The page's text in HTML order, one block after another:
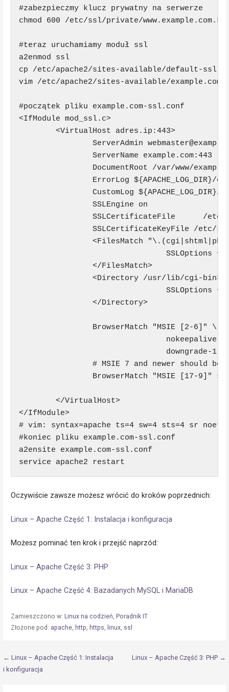
#zabezpieczmy klucz prywatny na serwerze
chmod 600 /etc/ssl/private/
#teraz uruchamiamy moduł ssl
a2enmod ssl
cp /etc/apache2/sites-available/default-
vim /etc/apache2/sites-available/
#początek pliku example.com-ssl.conf
<IfModule mod_ssl.c>
        <VirtualHost adres.ip:443>
ServerAdmin
                ServerName example.com:443
DocumentRoot /var/www/
ErrorLog ${APACHE_LOG_DIR}/
CustomLog ${APACHE_LOG_DIR}/
                SSLEngine on
SSLCertificateFile      /
SSLCertificateKeyFile /etc/
<FilesMatch
SSLOptions
                </FilesMatch>
                <Directory /usr/lib/cgi-bin>
SSLOptions
                </Directory>
                BrowserMatch "MSIE [2-6]" \
nokeepalive
downgrade-
# MSIE 7 and newer should be
BrowserMatch "MSIE [17-9]"
        </VirtualHost>
</IfModule>
# vim: syntax=apache ts=4 sw=4 sts=4 sr noet
#koniec pliku example.com-ssl.conf
a2ensite example.com-ssl.conf
service apache2 restart
Oczywiście zawsze możesz wrócić do kroków poprzednich:
Linux – Apache Część 1: Instalacja i konfiguracja
Możesz pominać ten krok i przejść naprzód:
Linux – Apache Część 3: PHP
Linux – Apache Część 4: Bazadanych MySQL i MariaDB
Zamieszczono w: Linux na codzień, Poradnik IT
Złożone pod: apache, http, https, linux, ssl
Nawigacja
← Linux – Apache Część 1: Instalacja
i konfiguracja
Linux – Apache Część 3: PHP →